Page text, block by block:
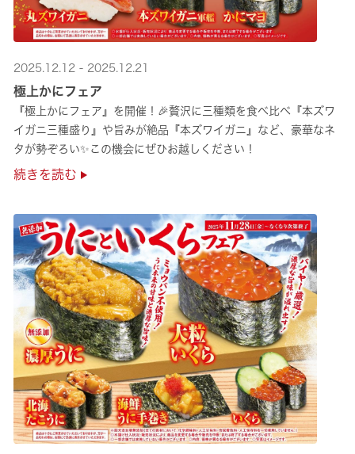
2025.12.12 - 2025.12.21
極上かにフェア
『極上かにフェア』を開催！🎉贅沢に三種類を食べ比べ『本ズワ
イガニ三種盛り』や旨みが絶品『本ズワイガニ』など、豪華なネ
タが勢ぞろい✨この機会にぜひお越しください！
続きを読む